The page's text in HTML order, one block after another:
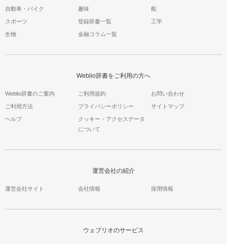
自動車・バイク 趣味 船
スポーツ 登録辞書一覧 工学
生物 金融コラム一覧
Weblio辞書をご利用の方へ
Weblio辞書のご案内 ご利用規約 お問い合わせ
ご利用方法 プライバシーポリシー サイトマップ
ヘルプ
クッキー・アクセスデータ
について
運営会社の紹介
運営会社サイト 会社情報 採用情報
ウェブリオのサービス